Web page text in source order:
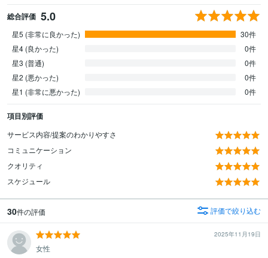
総合評価 5.0
星5 (非常に良かった)
30件
星4 (良かった)
0件
星3 (普通)
0件
星2 (悪かった)
0件
星1 (非常に悪かった)
0件
項目別評価
サービス内容/提案のわかりやすさ
コミュニケーション
クオリティ
スケジュール
30件の評価 評価で絞り込む
2025年11月19日
女性